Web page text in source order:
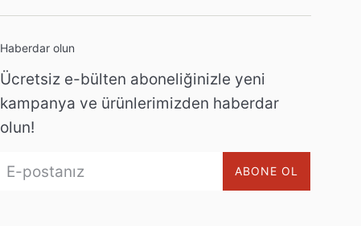
Haberdar olun
Ücretsiz e-bülten aboneliğinizle yeni
kampanya ve ürünlerimizden haberdar
olun!
ABONE OL